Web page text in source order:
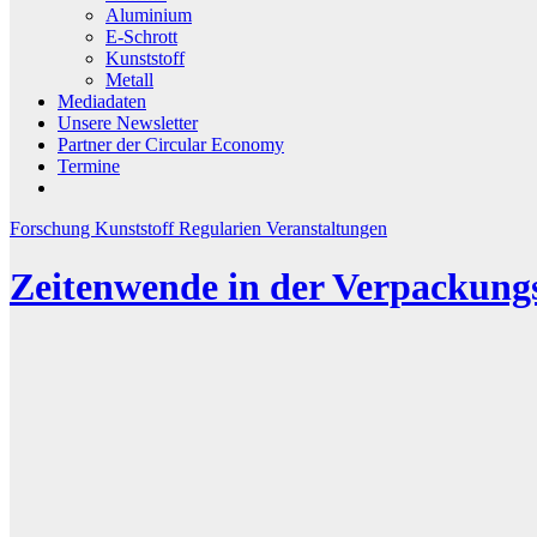
Aluminium
E-Schrott
Kunststoff
Metall
Mediadaten
Unsere Newsletter
Partner der Circular Economy
Termine
Forschung KunststoffRegularien Veranstaltungen
Zeitenwende in der